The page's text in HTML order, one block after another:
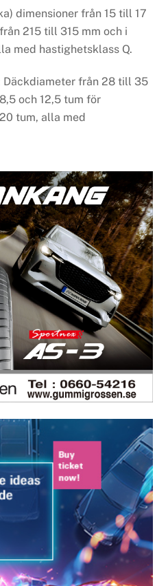
dimensioner från 15 till 17
215 till 315 mm och i
med hastighetsklass Q.
Däckdiameter från 28 till 35
och 12,5 tum för
tum, alla med